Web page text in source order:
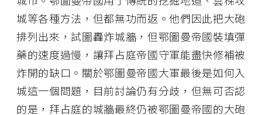
城等各種方法，但都無功而返。他們因此把大砲
排列出來，試圖轟炸城牆，但鄂圖曼帝國裝填彈
藥的速度過慢，讓拜占庭帝國守軍能盡快修補被
炸開的缺口。關於鄂圖曼帝國大軍最後是如何入
城這一個問題，目前討論仍有分歧，但無可否認
的是，拜占庭的城牆最終仍被鄂圖曼帝國的大砲